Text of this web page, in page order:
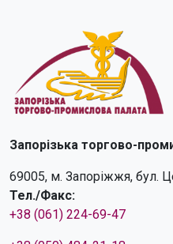
Запорізька торгово-
69005, м. Запоріжжя, бул.
Тел./Факс:
+38 (061) 224-69-47